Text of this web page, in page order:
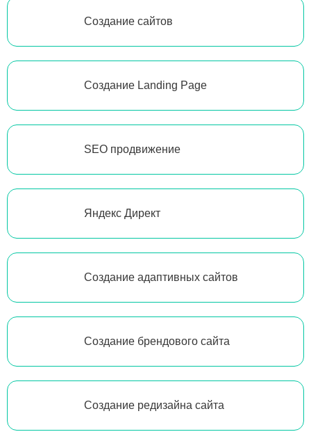
Создание сайтов
Создание Landing Page
SEO продвижение
Яндекс Директ
Создание адаптивных сайтов
Создание брендового сайта
Создание редизайна сайта